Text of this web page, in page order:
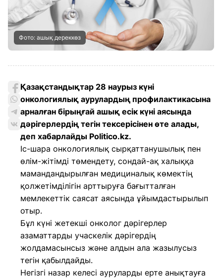
Фото: ашық дереккөз
Қазақстандықтар 28 наурыз күні
онкологиялық аурулардың профилактикасына
арналған бірыңғай ашық есік күні аясында
дәрігерлердің тегін тексерісінен өте алады,
деп хабарлайды Politico.kz.
Іс-шара онкологиялық сырқаттанушылық пен
өлім-жітімді төмендету, сондай-ақ халыққа
мамандандырылған медициналық көмектің
қолжетімділігін арттыруға бағытталған
мемлекеттік саясат аясында ұйымдастырылып
отыр.
Бұл күні жетекші онколог дәрігерлер
азаматтарды учаскелік дәрігердің
жолдамасынсыз және алдын ала жазылусыз
тегін қабылдайды.
Негізгі назар келесі ауруларды ерте анықтауға